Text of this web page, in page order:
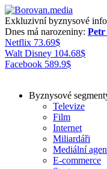
Exkluzivní byznysové
Dnes má narozeniny: Petr
Netflix 73.69$
Walt Disney 104.68$
Facebook 589.9$
Byznysové
Televize
Film
Internet
Miliardáři
Mediální
E-commerce